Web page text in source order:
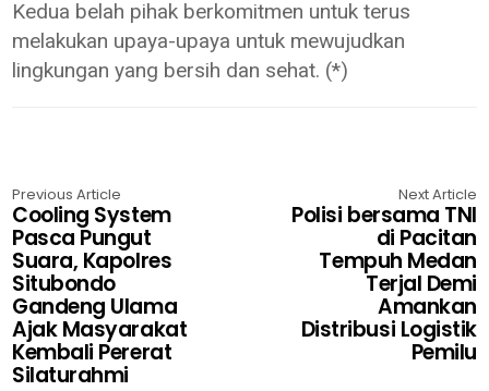
Kedua belah pihak berkomitmen untuk terus
melakukan upaya-upaya untuk mewujudkan
lingkungan yang bersih dan sehat. (*)
Previous Article
Cooling System
Pasca Pungut
Suara, Kapolres
Situbondo
Gandeng Ulama
Ajak Masyarakat
Kembali Pererat
Silaturahmi
Next Article
Polisi bersama TNI
di Pacitan
Tempuh Medan
Terjal Demi
Amankan
Distribusi Logistik
Pemilu